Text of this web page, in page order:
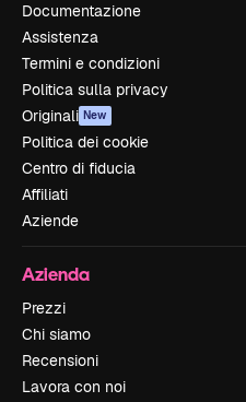
Documentazione
Assistenza
Termini e condizioni
Politica sulla privacy
Originali New
Politica dei cookie
Centro di fiducia
Affiliati
Aziende
Azienda
Prezzi
Chi siamo
Recensioni
Lavora con noi